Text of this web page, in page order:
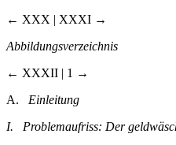
← XXX | XXXI →
Abbildungsverzeichnis
← XXXII | 1 →
A. Einleitung
I. Problemaufriss: Der